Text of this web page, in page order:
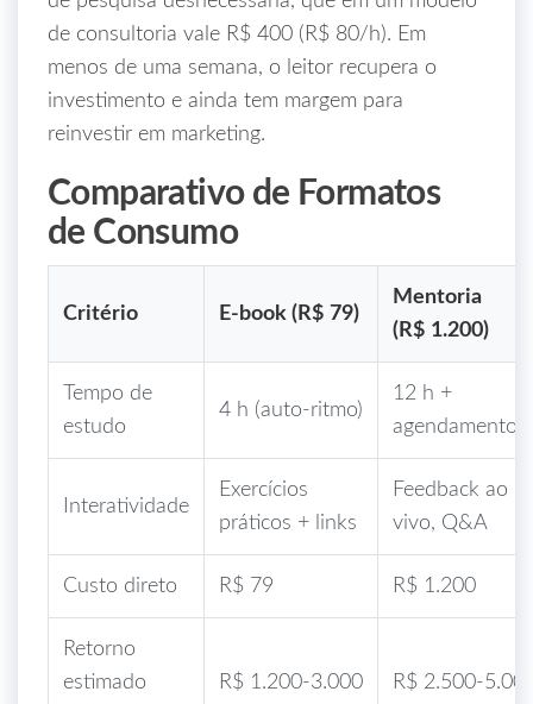
de consultoria vale R$ 400 (R$ 80/h). Em
menos de uma semana, o leitor recupera o
investimento e ainda tem margem para
reinvestir em marketing.
Comparativo de Formatos
de Consumo
Critério E‑book (R$ 79)
Mentoria
(R$ 1.200)
Tempo de
estudo
4 h (auto‑ritmo)
12 h +
agendamento
Interatividade
Exercícios
práticos + links
Feedback ao
vivo, Q&A
Custo direto R$ 79 R$ 1.200
Retorno
estimado
R$ 1.200‑3.000 R$